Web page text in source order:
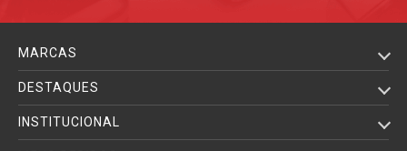
MARCAS
DESTAQUES
INSTITUCIONAL